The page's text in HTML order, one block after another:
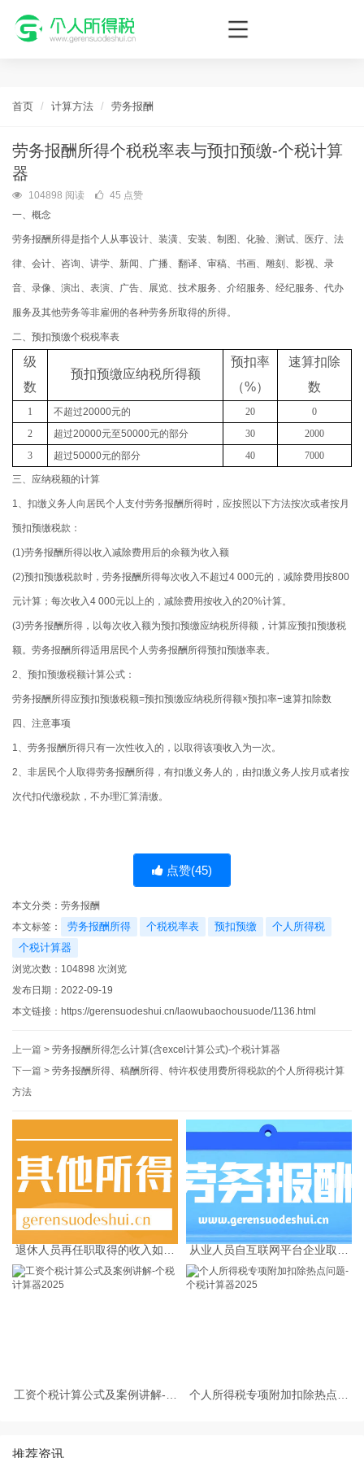
个人所得税网，最新个税资讯平台，您的个税管理专家！
首页 计算方法 劳务报酬
劳务报酬所得个税税率表与预扣预缴-个税计算
器
104898 阅读
45 点赞
一、概念
劳务报酬所得是指个人从事设计、装潢、安装、制图、化验、测试、医疗、法
律、会计、咨询、讲学、新闻、广播、翻译、审稿、书画、雕刻、影视、录
音、录像、演出、表演、广告、展览、技术服务、介绍服务、经纪服务、代办
服务及其他劳务等非雇佣的各种劳务所取得的所得。
二、预扣预缴个税税率表
级
数
预扣预缴应纳税所得额
预扣率
（%）
速算扣除
数
1 不超过20000元的 20
0
2
超过20000元至50000元的部分 30
2000
3
超过50000元的部分 40 7000
三、应纳税额的计算
1、扣缴义务人向居民个人支付劳务报酬所得时，应按照以下方法按次或者按月
预扣预缴税款：
(1)劳务报酬所得以收入减除费用后的余额为收入额
(2)预扣预缴税款时，劳务报酬所得每次收入不超过4 000元的，减除费用按800
元计算；每次收入4 000元以上的，减除费用按收入的20%计算。
(3)劳务报酬所得，以每次收入额为预扣预缴应纳税所得额，计算应预扣预缴税
额。劳务报酬所得适用居民个人劳务报酬所得预扣预缴率表。
2、预扣预缴税额计算公式：
劳务报酬所得应预扣预缴税额=预扣预缴应纳税所得额×预扣率−速算扣除数
四、注意事项
1、劳务报酬所得只有一次性收入的，以取得该项收入为一次。
2、非居民个人取得劳务报酬所得，有扣缴义务人的，由扣缴义务人按月或者按
次代扣代缴税款，不办理汇算清缴。
点赞(45)
本文分类： 劳务报酬
本文标签：
劳务报酬所得 个税税率表 预扣预缴
个人所得税
个税计算器
浏览次数： 104898 次浏览
发布日期：2022-09-19
本文链接： https://gerensuodeshui.cn/laowubaochousuode/1136.html
上一篇 > 劳务报酬所得怎么计算(含excel计算公式)-个税计算器
下一篇 > 劳务报酬所得、稿酬所得、特许权使用费所得税款的个人所得税计算
方法
退休人员再任职取得的收入如何
从业人员自互联网平台企业取得
劳务报酬所得的个人所得税预扣
预缴计算方法
工资个税计算公式及案例讲解-个
个人所得税专项附加扣除热点问
推荐资讯